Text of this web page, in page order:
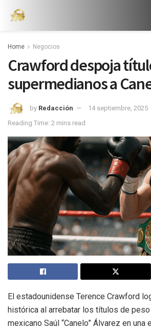
Home Negocios
Crawford despoja
supermedianos a
by Redacción
14 septiembre, 2025
Reading Time: 2 mins read
El estadounidense Terence Crawford
histórica al arrebatar los títulos de peso
mexicano Saúl “Canelo” Álvarez en una